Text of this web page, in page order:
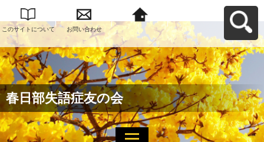
このサイトについて お問い合わせ
春日部市市民活動セ
ンター ぽぽら春日部
春日部失語症友の会